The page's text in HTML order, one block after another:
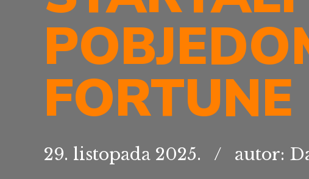
FORTUNE
29. listopada 2025. autor: